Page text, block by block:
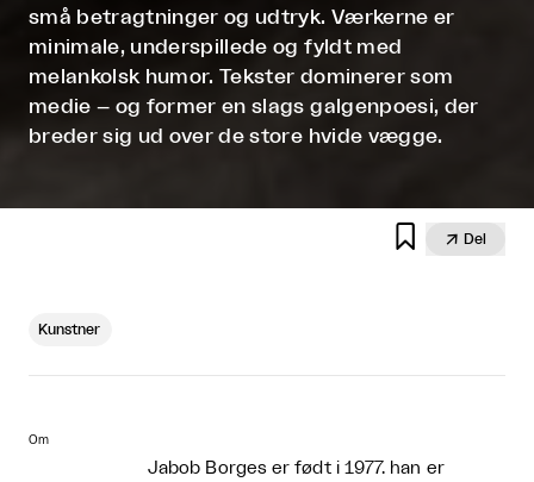
små betragtninger og udtryk. Værkerne er
minimale, underspillede og fyldt med
melankolsk humor. Tekster dominerer som
medie – og former en slags galgenpoesi, der
breder sig ud over de store hvide vægge.
  Del
Kunstner
Om
Jabob Borges er født i 1977. han er